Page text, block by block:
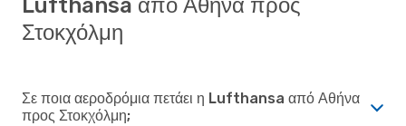
Lufthansa από Αθήνα προς
Στοκχόλμη
Σε ποια αεροδρόμια πετάει η Lufthansa από Αθήνα
προς Στοκχόλμη;